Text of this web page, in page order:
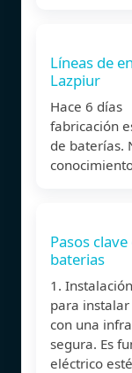
Líneas de
Lazpiur
Hace 6 días
fabricación
de baterías.
Pasos
baterias
1.
para
con una
segura. Es
eléctrico esté